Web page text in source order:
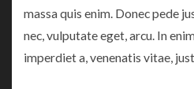
massa quis enim. Donec pede
nec, vulputate eget, arcu. In
imperdiet a, venenatis vitae,